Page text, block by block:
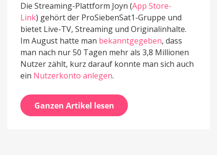
Die Streaming-Plattform Joyn (App Store-
Link) gehört der ProSiebenSat1-Gruppe und
bietet Live-TV, Streaming und Originalinhalte.
Im August hatte man bekanntgegeben, dass
man nach nur 50 Tagen mehr als 3,8 Millionen
Nutzer zählt, kurz darauf konnte man sich auch
ein Nutzerkonto anlegen.
Ganzen Artikel lesen